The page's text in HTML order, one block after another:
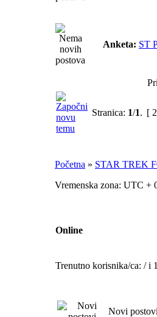
Anketa: ST
Stranica: 1/1. [
Početna » STAR TREK
Vremenska zona: UTC +
Online
Trenutno korisnika/ca: / i
Novi postovi